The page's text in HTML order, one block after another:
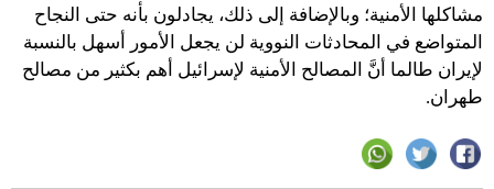
مشاكلها الأمنية؛ وبالإضافة إلى ذلك، يجادلون بأنه حتى النجاح
المتواضع في المحادثات النووية لن يجعل الأمور أسهل بالنسبة
لإيران طالما أنَّ المصالح الأمنية لإسرائيل أهم بكثير من مصالح
طهران.